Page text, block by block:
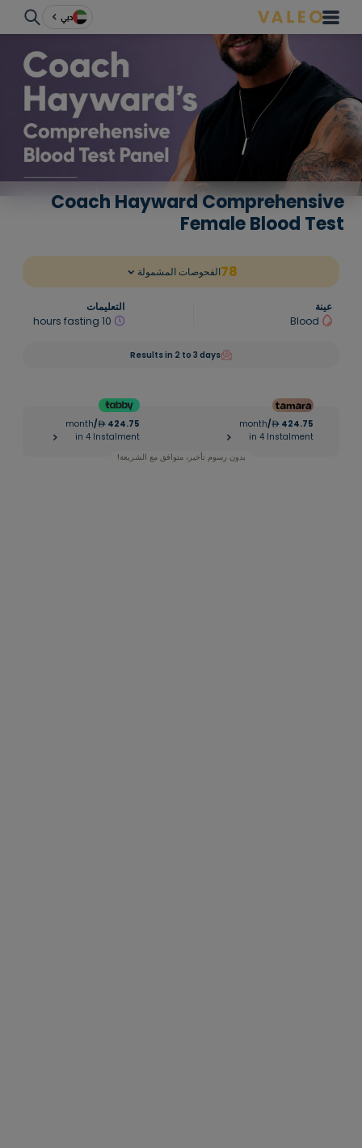
دبي
Coach Hayward Comprehensive
Female Blood Test
78الفحوصات المشمولة
عينة
Blood
التعليمات
10 hours fasting
Results in 2 to 3 days
424.75
/
month
in 4 Instalment
424.75
/
month
in 4 Instalment
بدون رسوم تأخير، متوافق مع الشريعة!